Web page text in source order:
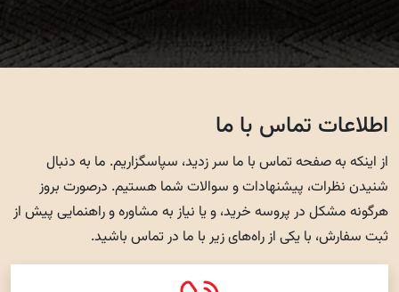
اطلاعات تماس با ما
از اینکه به صفحه تماس با ما سر زدید، سپاسگزاریم. ما به دنبال
شنیدن نظرات، پیشنهادات و سوالات شما هستیم. درصورت بروز
هرگونه مشکل در پروسه خرید، و یا نیاز به مشاوره و راهنمایی پیش از
ثبت سفارش، با یکی از راه‌های زیر با ما در تماس باشید.